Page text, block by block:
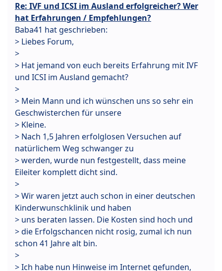
Re: IVF und ICSI im Ausland erfolgreicher? Wer
hat Erfahrungen / Empfehlungen?
Baba41 hat geschrieben:
> Liebes Forum,
>
> Hat jemand von euch bereits Erfahrung mit IVF
und ICSI im Ausland gemacht?
>
> Mein Mann und ich wünschen uns so sehr ein
Geschwisterchen für unsere
> Kleine.
> Nach 1,5 Jahren erfolglosen Versuchen auf
natürlichem Weg schwanger zu
> werden, wurde nun festgestellt, dass meine
Eileiter komplett dicht sind.
>
> Wir waren jetzt auch schon in einer deutschen
Kinderwunschklinik und haben
> uns beraten lassen. Die Kosten sind hoch und
> die Erfolgschancen nicht rosig, zumal ich nun
schon 41 Jahre alt bin.
>
> Ich habe nun Hinweise im Internet gefunden,